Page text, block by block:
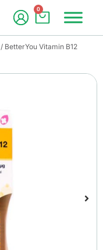
0
/ BetterYou Vitamin B12